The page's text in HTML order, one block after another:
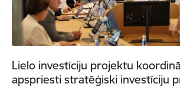
Lielo investīciju projektu
apspriesti stratēģiski investīciju